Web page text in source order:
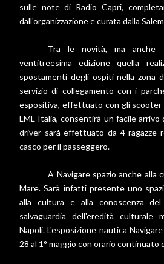
sulle note di Radio Capri,
dall'organizzazione e curata dalla
Tra le novità, ma anche
ventitreesima edizione quella
spostamenti degli ospiti nella zona
servizio di collegamento con i
espositiva, effettuato con gli scooter
LML Italia, consentirà un facile
driver sarà effettuato da 4 ragazze
casco per il passeggero.
A Navigare spazio anche alla
Mare. Sarà infatti presente uno
alla cultura e alla conoscenza
salvaguardia dell'eredità culturale
Napoli. L'esposizione nautica
28 al 1° maggio con orario continuato